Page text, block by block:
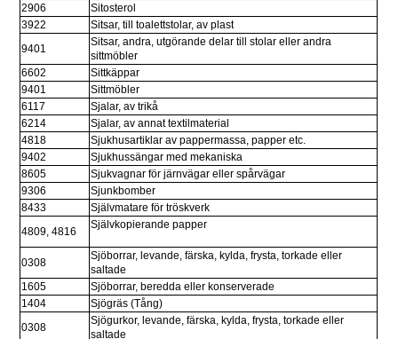
2906
Sitosterol
3922
Sitsar, till toalettstolar, av plast
9401
Sitsar, andra, utgörande delar till stolar eller andra
sittmöbler
6602
Sittkäppar
9401
Sittmöbler
6117
Sjalar, av trikå
6214
Sjalar, av annat textilmaterial
4818
Sjukhusartiklar av pappermassa, papper etc.
9402
Sjukhussängar med mekaniska
8605
Sjukvagnar för järnvägar eller spårvägar
9306
Sjunkbomber
8433
Självmatare för tröskverk
4809, 4816
Självkopierande papper
0308
Sjöborrar, levande, färska, kylda, frysta, torkade eller
saltade
1605
Sjöborrar, beredda eller konserverade
1404
Sjögräs (Tång)
0308
Sjögurkor, levande, färska, kylda, frysta, torkade eller
saltade